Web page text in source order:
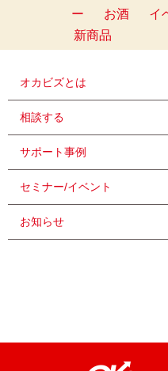
ー
お酒 イ
新商品
オカビズとは
相談する
サポート事例
セミナー/イベント
お知らせ